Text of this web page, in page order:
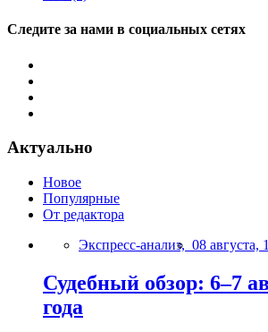
Следите за нами в социальных сетях
Актуально
Новое
Популярные
От редактора
Экспресс-анализ, 08 августа,
Судебный обзор: 6–7
года